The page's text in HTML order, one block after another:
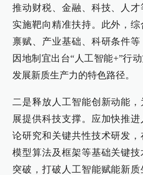
推动财税、金融、科技、人才
实施靶向精准扶持。此外，
禀赋、产业基础、科研条件
因地制宜出台“人工智能+”行
发展新质生产力的特色路径。
二是释放人工智能创新动能
展提供科技支撑。应加快推
论研究和关键共性技术研发
模型算法及框架等基础关键
突破，打破人工智能赋能新质